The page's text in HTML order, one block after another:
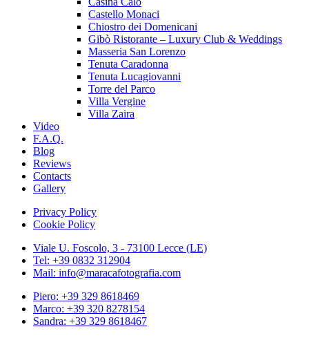
Castello Monaci
Chiostro dei Domenicani
Gibò Ristorante – Luxury Club & Weddings
Masseria San Lorenzo
Tenuta Caradonna
Tenuta Lucagiovanni
Torre del Parco
Villa Vergine
Villa Zaira
Video
F.A.Q.
Blog
Reviews
Contacts
Gallery
Privacy Policy
Cookie Policy
Viale U. Foscolo, 3 - 73100 Lecce (LE)
Tel: +39 0832 312904
Mail: info@maracafotografia.com
Piero: +39 329 8618469
Marco: +39 320 8278154
Sandra: +39 329 8618467